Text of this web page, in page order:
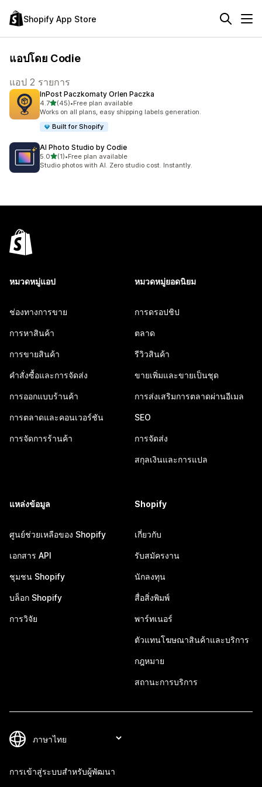
Shopify App Store
แอปโดย Codie
แอป 2 รายการ
InPost Paczkomaty Orlen Paczka
4.7เต็ม 5 ดาว
(45)
ทั้งหมด 45 รีวิว
•Free plan available
Works on all plans, easy shipping labels generation.
Built for Shopify
AI Photo Studio by Codie
5.0เต็ม 5 ดาว
(1)
ทั้งหมด 1 รีวิว
•Free plan available
Studio photos with AI. Zero studio cost. Instantly.
หมวดหมู่แอป
ช่องทางการขาย
การหาสินค้า
การขายสินค้า
คำสั่งซื้อและการจัดส่ง
การออกแบบร้านค้า
การตลาดและคอนเวอร์ชัน
การจัดการร้านค้า
หมวดหมู่ยอดนิยม
การดรอปชิป
ตลาด
รีวิวสินค้า
ขายเพิ่มและขายเป็นชุด
การส่งเสริมการตลาดผ่านอีเมล
SEO
การจัดส่ง
สกุลเงินและการแปล
แหล่งข้อมูล
ศูนย์ช่วยเหลือของ Shopify
เอกสาร API
ชุมชน Shopify
บล็อก Shopify
การวิจัย
Shopify
เกี่ยวกับ
รับสมัครงาน
นักลงทุน
สื่อสิ่งพิมพ์
พาร์ทเนอร์
ตัวแทนโฆษณาสินค้าและบริการ
กฎหมาย
สถานะการบริการ
การเข้าสู่ระบบสำหรับผู้พัฒนา